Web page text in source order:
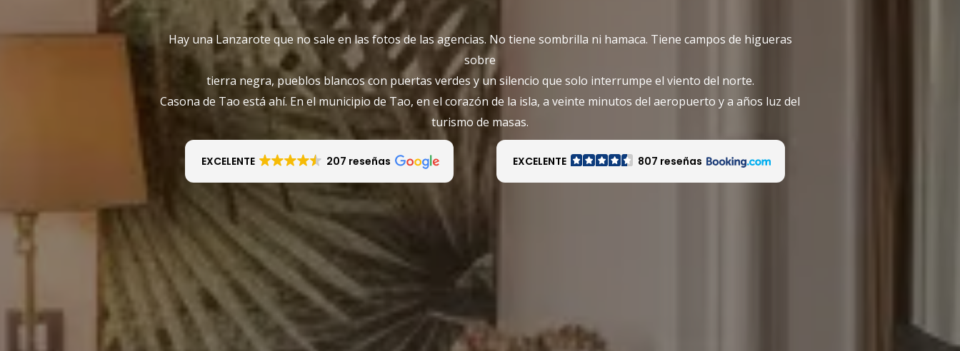
Hay una Lanzarote que no sale en las fotos de las agencias. No tiene sombrilla ni hamaca. Tiene campos de higueras
sobre
tierra negra, pueblos blancos con puertas verdes y un silencio que solo interrumpe el viento del norte.
Casona de Tao está ahí. En el municipio de Tao, en el corazón de la isla, a veinte minutos del aeropuerto y a años luz del
turismo de masas.
EXCELENTE 207 reseñas EXCELENTE 807 reseñas